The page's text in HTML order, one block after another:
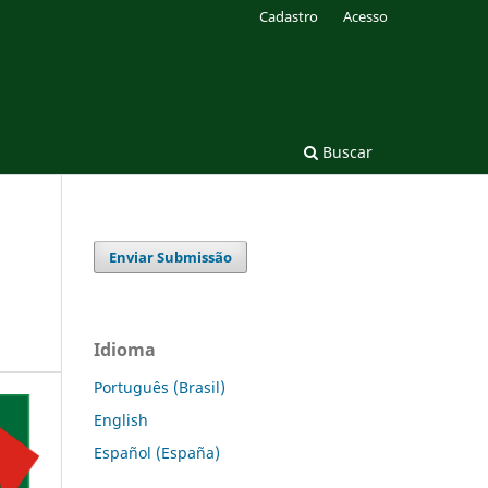
Buscar
Cadastro Acesso
Enviar Submissão
Idioma
Português (Brasil)
English
Español (España)